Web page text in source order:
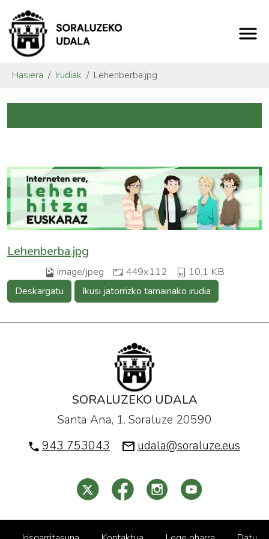
Hasiera Irudiak Lehenberba.jpg
Lehenberba.jpg
image/jpeg 449x112 10.1 KB
Deskargatu Ikusi jatorrizko tamainako irudia
SORALUZEKO UDALA
Santa Ana, 1. Soraluze 20590
943 753043
udala@soraluze.eus